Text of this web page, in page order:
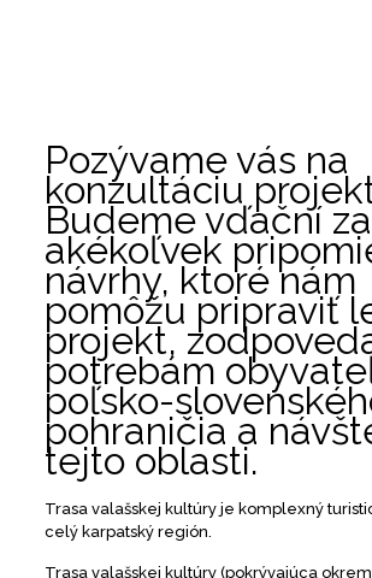
Pozývame vás na
konzultáciu
Budeme vďační za
akékoľvek
návrhy, ktoré nám
pomôžu pripraviť
projekt,
potrebám
poľsko-
pohraničia a
tejto oblasti.
Trasa valašskej kultúry je komplexný
celý karpatský región.
Trasa valašskej kultúry (pokrývajúca